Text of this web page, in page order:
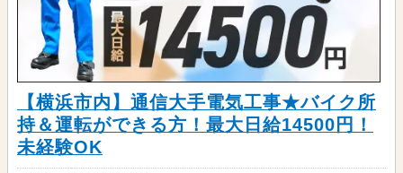
【横浜市内】通信大手電気工事★バイク所
持＆運転ができる方！最大日給14500円！
未経験OK